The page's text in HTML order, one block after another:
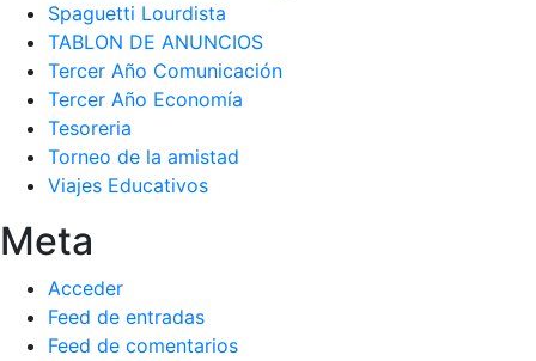
Spaguetti Lourdista
TABLON DE ANUNCIOS
Tercer Año Comunicación
Tercer Año Economía
Tesoreria
Torneo de la amistad
Viajes Educativos
Meta
Acceder
Feed de entradas
Feed de comentarios